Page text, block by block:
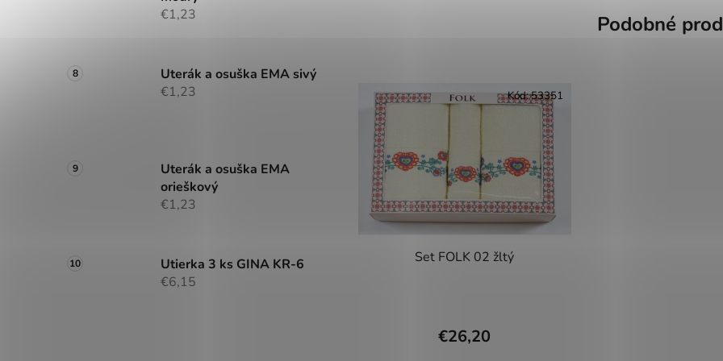
€1,23
Uterák a osuška EMA sivý
€1,23
Uterák a osuška EMA
orieškový
€1,23
Utierka 3 ks GINA KR-6
€6,15
Podobné
Set FOLK 02 žltý
€26,20
Kód:53351